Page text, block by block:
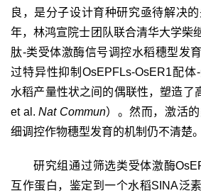
良，是分子设计育种研究亟待解决的
年，林鸿宣院士团队联合清华大学柴
肽-类受体激酶信号调控水稻穗型发
过特异性抑制 OsEPFLs-OsER1配体-
水稻产量性状之间的偶联性，塑造了
et al.Nat Commun）。然而，激活
细调控作物穗型发育的机制仍不清楚。
研究组通过筛选类受体激酶
互作蛋白，鉴定到一个水稻SINA泛